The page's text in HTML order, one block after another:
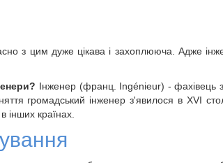
з цим дуже цікава і захоплююча. Адже
Інженер (франц. Ingénieur) - фахівець
громадський інженер з'явилося в XVI
інших країнах.